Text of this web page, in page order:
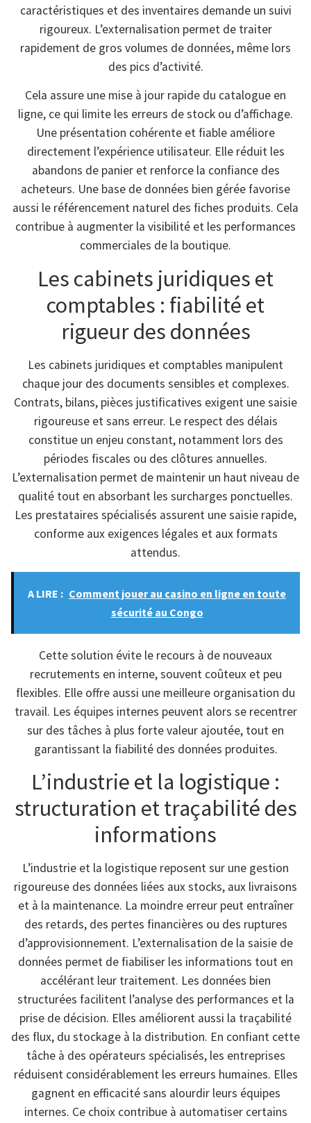
caractéristiques et des inventaires demande un suivi
rigoureux. L’externalisation permet de traiter
rapidement de gros volumes de données, même lors
des pics d’activité.
Cela assure une mise à jour rapide du catalogue en
ligne, ce qui limite les erreurs de stock ou d’affichage.
Une présentation cohérente et fiable améliore
directement l’expérience utilisateur. Elle réduit les
abandons de panier et renforce la confiance des
acheteurs. Une base de données bien gérée favorise
aussi le référencement naturel des fiches produits. Cela
contribue à augmenter la visibilité et les performances
commerciales de la boutique.
Les cabinets juridiques et
comptables : fiabilité et
rigueur des données
Les cabinets juridiques et comptables manipulent
chaque jour des documents sensibles et complexes.
Contrats, bilans, pièces justificatives exigent une saisie
rigoureuse et sans erreur. Le respect des délais
constitue un enjeu constant, notamment lors des
périodes fiscales ou des clôtures annuelles.
L’externalisation permet de maintenir un haut niveau de
qualité tout en absorbant les surcharges ponctuelles.
Les prestataires spécialisés assurent une saisie rapide,
conforme aux exigences légales et aux formats
attendus.
A LIRE : Comment jouer au casino en ligne en toute
sécurité au Congo
Cette solution évite le recours à de nouveaux
recrutements en interne, souvent coûteux et peu
flexibles. Elle offre aussi une meilleure organisation du
travail. Les équipes internes peuvent alors se recentrer
sur des tâches à plus forte valeur ajoutée, tout en
garantissant la fiabilité des données produites.
L’industrie et la logistique :
structuration et traçabilité des
informations
L’industrie et la logistique reposent sur une gestion
rigoureuse des données liées aux stocks, aux livraisons
et à la maintenance. La moindre erreur peut entraîner
des retards, des pertes financières ou des ruptures
d’approvisionnement. L’externalisation de la saisie de
données permet de fiabiliser les informations tout en
accélérant leur traitement. Les données bien
structurées facilitent l’analyse des performances et la
prise de décision. Elles améliorent aussi la traçabilité
des flux, du stockage à la distribution. En confiant cette
tâche à des opérateurs spécialisés, les entreprises
réduisent considérablement les erreurs humaines. Elles
gagnent en efficacité sans alourdir leurs équipes
internes. Ce choix contribue à automatiser certains